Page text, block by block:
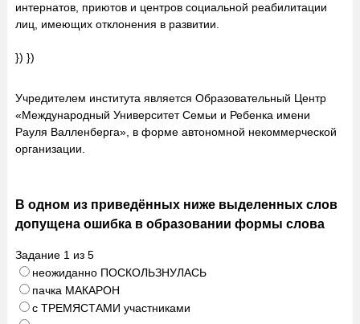
интернатов, приютов и центров социальной реабилитации
лиц, имеющих отклонения в развитии.
}) })
Учредителем института является Образовательный Центр
«Международный Университет Семьи и Ребенка имени
Рауля Валленберга», в форме автономной некоммерческой
организации.
В одном из приведённых ниже выделенных слов
допущена ошибка в образовании формы слова
Задание 1 из 5
неожиданно ПОСКОЛЬЗНУЛАСЬ
пачка МАКАРОН
с ТРЕМЯСТАМИ участниками